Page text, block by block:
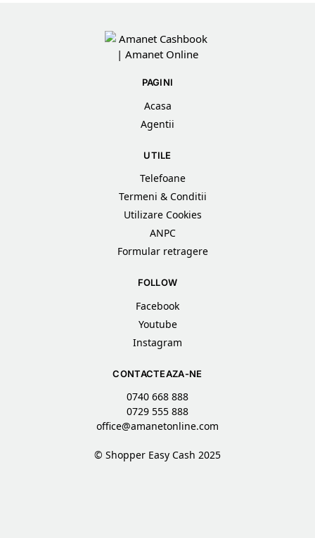
PAGINI
Acasa
Agentii
UTILE
Telefoane
Termeni & Conditii
Utilizare Cookies
ANPC
Formular retragere
FOLLOW
Facebook
Youtube
Instagram
CONTACTEAZA-NE
0740 668 888
0729 555 888
office@amanetonline.com
© Shopper Easy Cash 2025